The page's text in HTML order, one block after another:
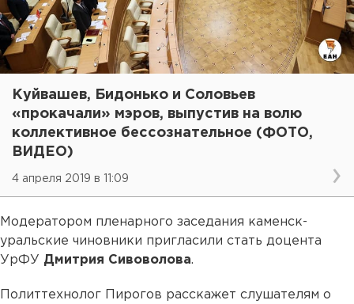
Куйвашев, Бидонько и Соловьев
«прокачали» мэров, выпустив на волю
коллективное бессознательное (ФОТО,
ВИДЕО)
4 апреля 2019 в 11:09
Модератором пленарного заседания каменск-
уральские чиновники пригласили стать доцента
УрФУ Дмитрия Сивоволова.
Политтехнолог Пирогов расскажет слушателям о